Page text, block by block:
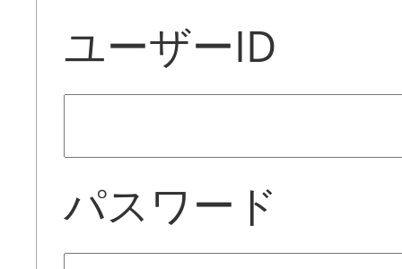
ユーザーID
パスワード